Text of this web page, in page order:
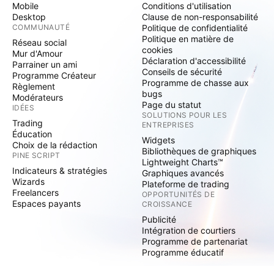
Mobile
Desktop
COMMUNAUTÉ
Réseau social
Mur d'Amour
Parrainer un ami
Programme Créateur
Règlement
Modérateurs
IDÉES
Trading
Éducation
Choix de la rédaction
PINE SCRIPT
Indicateurs & stratégies
Wizards
Freelancers
Espaces payants
Conditions d'utilisation
Clause de non-responsabilité
Politique de confidentialité
Politique en matière de
cookies
Déclaration d'accessibilité
Conseils de sécurité
Programme de chasse aux
bugs
Page du statut
SOLUTIONS POUR LES
ENTREPRISES
Widgets
Bibliothèques de graphiques
Lightweight Charts™
Graphiques avancés
Plateforme de trading
OPPORTUNITÉS DE
CROISSANCE
Publicité
Intégration de courtiers
Programme de partenariat
Programme éducatif